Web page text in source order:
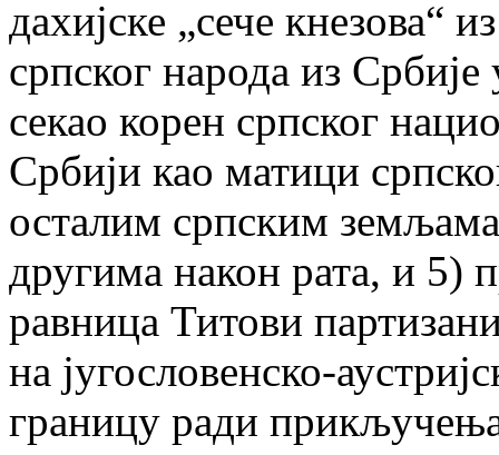
дахијске „сече кнезова“
српског народа из
секао корен српског
Србији као матици
осталим српским земљама
другима након рата, и 5)
равница Титови
на југословенско-
границу ради